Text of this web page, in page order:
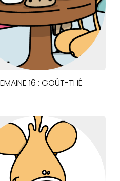
16 : GOÛT-THÉ